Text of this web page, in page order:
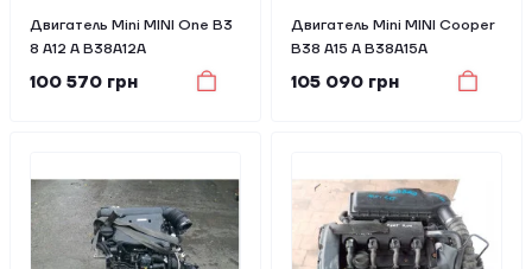
Двигатель Mini MINI One B3
8 A12 A B38A12A
100 570 грн
Двигатель Mini MINI Cooper
B38 A15 A B38A15A
105 090 грн